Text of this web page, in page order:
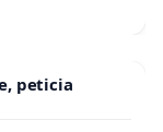
peticia